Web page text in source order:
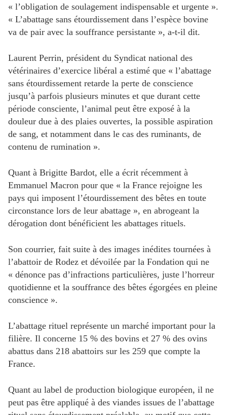
« l’obligation de soulagement indispensable et urgente ».
« L’abattage sans étourdissement dans l’espèce bovine
va de pair avec la souffrance persistante », a-t-il dit.
Laurent Perrin, président du Syndicat national des
vétérinaires d’exercice libéral a estimé que « l’abattage
sans étourdissement retarde la perte de conscience
jusqu’à parfois plusieurs minutes et que durant cette
période consciente, l’animal peut être exposé à la
douleur due à des plaies ouvertes, la possible aspiration
de sang, et notamment dans le cas des ruminants, de
contenu de rumination ».
Quant à Brigitte Bardot, elle a écrit récemment à
Emmanuel Macron pour que « la France rejoigne les
pays qui imposent l’étourdissement des bêtes en toute
circonstance lors de leur abattage », en abrogeant la
dérogation dont bénéficient les abattages rituels.
Son courrier, fait suite à des images inédites tournées à
l’abattoir de Rodez et dévoilée par la Fondation qui ne
« dénonce pas d’infractions particulières, juste l’horreur
quotidienne et la souffrance des bêtes égorgées en pleine
conscience ».
L’abattage rituel représente un marché important pour la
filière. Il concerne 15 % des bovins et 27 % des ovins
abattus dans 218 abattoirs sur les 259 que compte la
France.
Quant au label de production biologique européen, il ne
peut pas être appliqué à des viandes issues de l’abattage